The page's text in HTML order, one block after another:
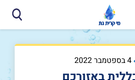
4 בספטמבר 2022